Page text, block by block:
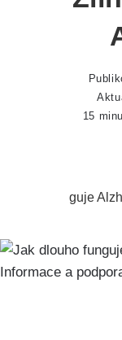
15
dlouho funguje